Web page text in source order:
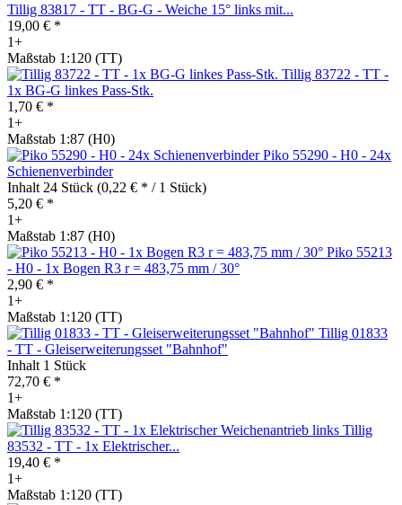
Tillig 83817 - TT - BG-G - Weiche 15° links mit...
19,00 € *
1+
Maßstab 1:120 (TT)
Tillig 83722 - TT -
1x BG-G linkes Pass-Stk.
1,70 € *
1+
Maßstab 1:87 (H0)
Piko 55290 - H0 - 24x
Schienenverbinder
Inhalt 24 Stück (0,22 € * / 1 Stück)
5,20 € *
1+
Maßstab 1:87 (H0)
Piko 55213
- H0 - 1x Bogen R3 r = 483,75 mm / 30°
2,90 € *
1+
Maßstab 1:120 (TT)
Tillig 01833
- TT - Gleiserweiterungsset "Bahnhof"
Inhalt 1 Stück
72,70 € *
1+
Maßstab 1:120 (TT)
Tillig
83532 - TT - 1x Elektrischer...
19,40 € *
1+
Maßstab 1:120 (TT)